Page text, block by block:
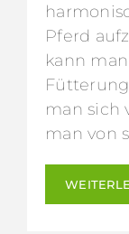
Pferd
kann
man sich
man von